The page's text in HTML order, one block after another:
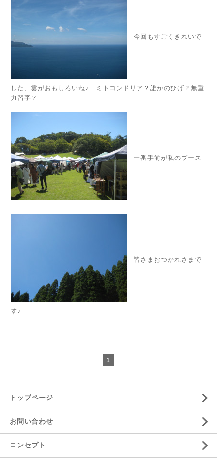
今回もすごくきれいで
した、雲がおもしろいね♪ ミトコンドリア？誰かのひげ？無重
力習字？
一番手前が私のブース
皆さまおつかれさまで
す♪
1
トップページ
お問い合わせ
コンセプト